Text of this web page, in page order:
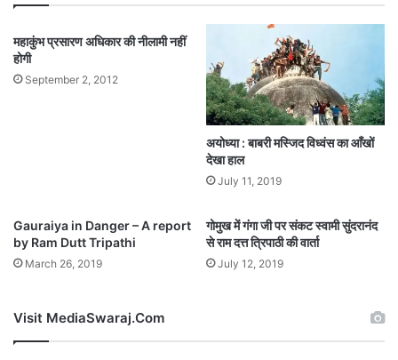
महाकुंभ प्रसारण अधिकार की नीलामी नहीं
होगी
September 2, 2012
अयोध्या : बाबरी मस्जिद विध्वंस का आँखों
देखा हाल
July 11, 2019
Gauraiya in Danger – A report
by Ram Dutt Tripathi
March 26, 2019
गोमुख में गंगा जी पर संकट स्वामी सुंदरानंद
से राम दत्त त्रिपाठी की वार्ता
July 12, 2019
Visit MediaSwaraj.Com